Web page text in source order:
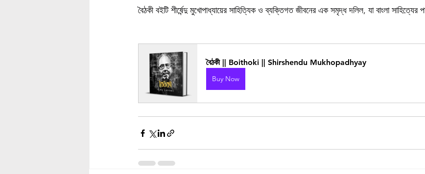
বৈঠকী বইটি শীর্ষেন্দু মুখোপাধ্যায়ের সাহিত্যিক ও ব্যক্তিগত জীবনের এক সমৃদ্ধ দলিল, যা বাংলা সাহিত্যের
বৈঠকী || Boithoki || Shirshendu Mukhopadhyay
Buy Now